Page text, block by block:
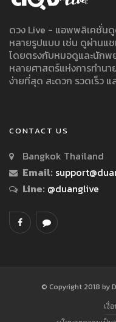
ดวง Live - แอพพลิเคชั่น
หลายรูปแบบ เช่น ดูผ่านแ
โดยตรงกับหมอดูและนักพ
หลายศาสตร์แห่งการทำน
ง่ายที่สุด สะดวก รวดเร็ว
CONTACT US
Bangkok Thailand
Email:
Line: @duanglive
© Copyright 2018 by
เงื่